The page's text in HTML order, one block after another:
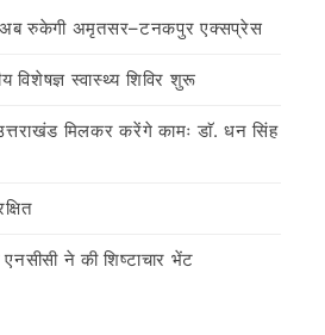
रुकेगी अमृतसर–टनकपुर एक्सप्रेस
विशेषज्ञ स्वास्थ्य शिविर शुरू
उत्तराखंड मिलकर करेंगे कामः डाॅ. धन सिंह
ने की शिष्टाचार भेंट